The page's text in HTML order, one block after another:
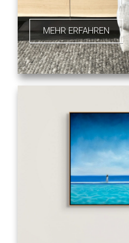
MEHR ERFAHREN